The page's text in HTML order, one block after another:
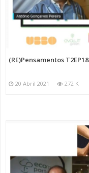
(RE)Pensamentos T2EP18
20 Abril 2021 272 K